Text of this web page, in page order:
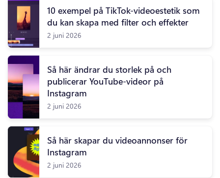
10 exempel på TikTok-videoestetik som
du kan skapa med filter och effekter
2 juni 2026
Så här ändrar du storlek på och
publicerar YouTube-videor på
Instagram
2 juni 2026
Så här skapar du videoannonser för
Instagram
2 juni 2026